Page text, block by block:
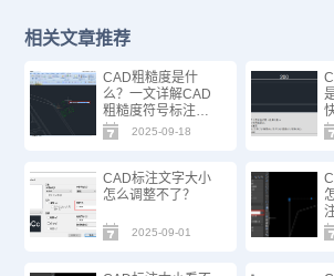
相关文章推荐
CAD粗糙度是什
么？一文详解CAD
粗糙度符号标注技
巧 CAD粗糙度是什
么？
2025-09-18
CAD标注文字大小
怎么调整不了？
2025-09-01